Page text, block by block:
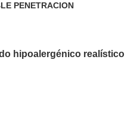
PENETRACION
hipoalergénico realístico